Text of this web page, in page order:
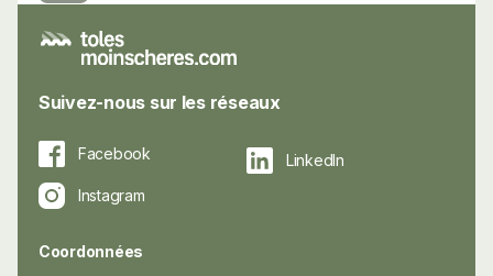
Suivez-nous sur les réseaux
Facebook
LinkedIn
Instagram
Coordonnées